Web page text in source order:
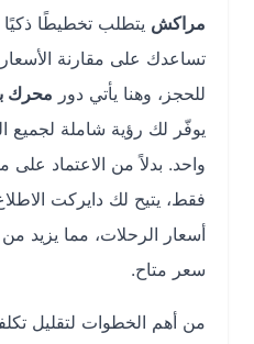
مراكشيتطلب تخطيطًا ذكيًا
تساعدك على مقارنة الأسعار
للحجز، وهنا يأتي دور محرك بحث
يوفّر لك رؤية شاملة لجميع
واحد. بدلاً من الاعتماد على
فقط، يتيح لك دايركت الاطلاع
أسعار الرحلات، مما يزيد من
سعر متاح.
من أهم الخطوات لتقليل تكلفة